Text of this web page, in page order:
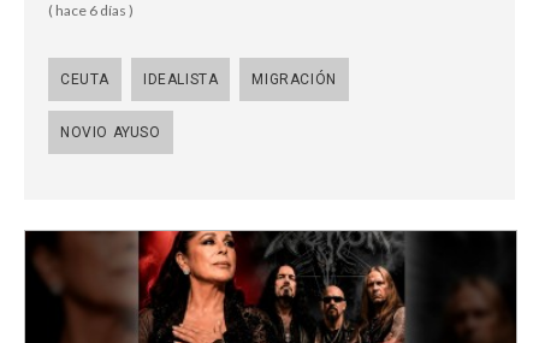
( hace 6 días )
CEUTA IDEALISTA MIGRACIÓN
NOVIO AYUSO